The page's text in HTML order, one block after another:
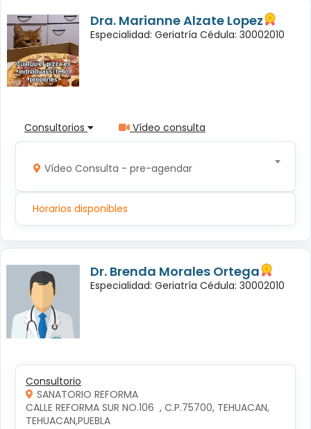
Dra. Marianne Alzate Lopez
Especialidad: Geriatría Cédula: 30002010
Consultorios Vídeo consulta
Vídeo Consulta - pre-agendar
Horarios disponibles
Dr. Brenda Morales Ortega
Especialidad: Geriatría Cédula: 30002010
Consultorio
SANATORIO REFORMA
CALLE REFORMA SUR NO.106  , C.P.75700, TEHUACAN,
TEHUACAN,PUEBLA